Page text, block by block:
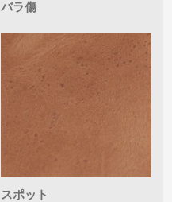
バラ傷
スポット